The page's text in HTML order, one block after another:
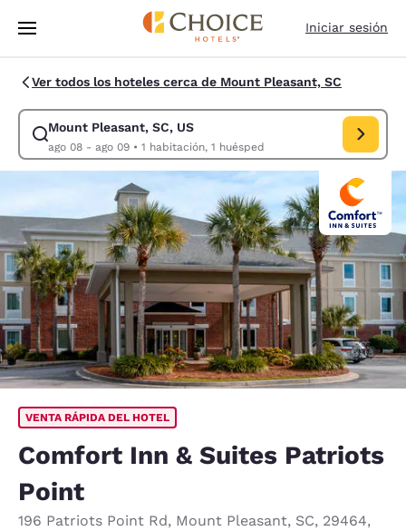
Pasar A Contenido Principal
Iniciar sesión
Ver todos los hoteles cerca de Mount Pleasant, SC
Mount Pleasant, SC, US
ago 08 - ago 09• 1 habitación, 1 huésped
Modificar la búsqueda de Mount Pleasant, SC, US. Fecha de check-in
VENTA RÁPIDA DEL HOTEL
Comfort Inn & Suites Patriots
Point
196 Patriots Point Rd, Mount Pleasant, SC, 29464,